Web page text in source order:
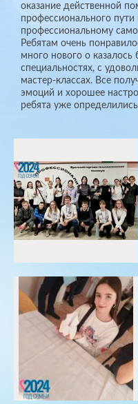
оказание действенной
профессионального пути
профессиональному
Ребятам очень
много нового о казалось
специальностях, с
мастер-классах. Все
эмоций и хорошее
ребята уже